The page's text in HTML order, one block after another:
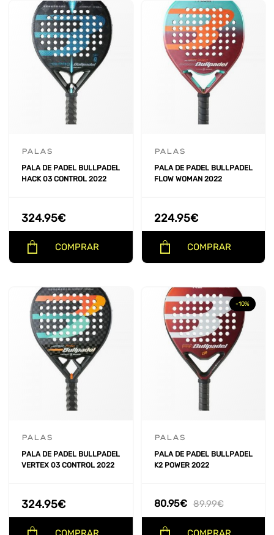
PALAS
PALA DE PADEL BULLPADEL
HACK 03 CONTROL 2022
324.95€
COMPRAR
PALAS
PALA DE PADEL BULLPADEL
FLOW WOMAN 2022
224.95€
COMPRAR
PALAS
PALA DE PADEL BULLPADEL
VERTEX 03 CONTROL 2022
324.95€
-10%
PALAS
PALA DE PADEL BULLPADEL
K2 POWER 2022
89.99€
80.95€